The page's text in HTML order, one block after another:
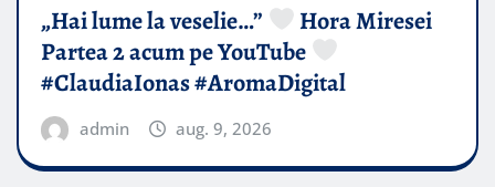
„Hai lume la veselie…”
Hora Miresei
Partea 2 acum pe YouTube
#ClaudiaIonas #AromaDigital
admin aug. 9, 2026